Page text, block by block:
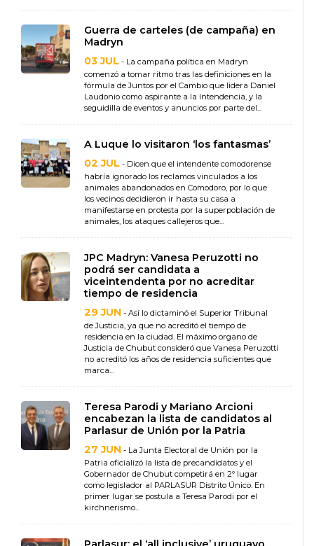
Guerra de carteles (de campaña) en
Madryn
03 JUL - La campaña política en Madryn
comenzó a tomar ritmo tras las definiciones en la
fórmula de Juntos por el Cambio que lidera Daniel
Laudonio como aspirante a la Intendencia, y la
seguidilla de eventos y anuncios por parte del...
A Luque lo visitaron ‘los fantasmas’
02 JUL - Dicen que el intendente comodorense
habría ignorado los reclamos vinculados a los
animales abandonados en Comodoro, por lo que
los vecinos decidieron ir hasta su casa a
manifestarse en protesta por la superpoblación de
animales, los ataques callejeros que...
JPC Madryn: Vanesa Peruzotti no
podrá ser candidata a
viceintendenta por no acreditar
tiempo de residencia
29 JUN - Así lo dictaminó el Superior Tribunal
de Justicia, ya que no acreditó el tiempo de
residencia en la ciudad. El máximo organo de
Justicia de Chubut consideró que Vanesa Peruzotti
no acreditó los años de residencia suficientes que
marca...
Teresa Parodi y Mariano Arcioni
encabezan la lista de candidatos al
Parlasur de Unión por la Patria
27 JUN - La Junta Electoral de Unión por la
Patria oficializó la lista de precandidatos y el
Gobernador de Chubut competirá en 2º lugar
como legislador al PARLASUR Distrito Único. En
primer lugar se postula a Teresa Parodi por el
kirchnerismo...